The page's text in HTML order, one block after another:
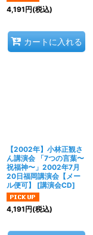
4,191円(税込)
カートに入れる
【2002年】小林正観さ
ん講演会 「7つの言葉〜
祝福神〜」2002年7月
20日福岡講演会【メー
ル便可】
[講演会CD]
4,191円(税込)